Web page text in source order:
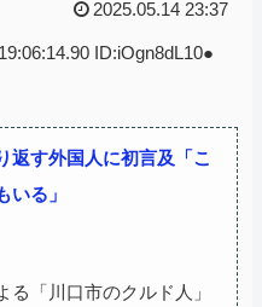
2025.05.14 23:37
ID:iOgn8dL10●
返す外国人に初言及「こ
る」
る「川口市のクルド人」